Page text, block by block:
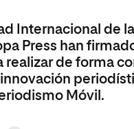
Internacional de
Press han
realizar de forma
Móvil.